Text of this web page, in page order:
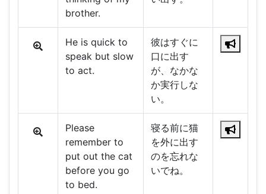
brother.
He is quick to
speak but slow
to act.
彼はすぐに
口に出す
が、なかな
か実行しな
い。
Please
remember to
put out the cat
before you go
to bed.
寝る前に猫
を外に出す
のを忘れな
いでね。